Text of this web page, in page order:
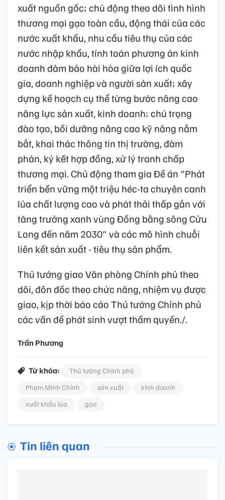
xuất nguồn gốc; chủ động theo dõi tình hình
thương mại gạo toàn cầu, động thái của các
nước xuất khẩu, nhu cầu tiêu thụ của các
nước nhập khẩu, tính toán phương án kinh
doanh đảm bảo hài hòa giữa lợi ích quốc
gia, doanh nghiệp và người sản xuất; xây
dựng kế hoạch cụ thể từng bước nâng cao
năng lực sản xuất, kinh doanh; chú trọng
đào tạo, bồi dưỡng nâng cao kỹ năng nắm
bắt, khai thác thông tin thị trường, đàm
phán, ký kết hợp đồng, xử lý tranh chấp
thương mại. Chủ động tham gia Đề án "Phát
triển bền vững một triệu héc-ta chuyên canh
lúa chất lượng cao và phát thải thấp gắn với
tăng trưởng xanh vùng Đồng bằng sông Cửu
Long đến năm 2030" và các mô hình chuỗi
liên kết sản xuất - tiêu thụ sản phẩm.
Thủ tướng giao Văn phòng Chính phủ theo
dõi, đôn đốc theo chức năng, nhiệm vụ được
giao, kịp thời báo cáo Thủ tướng Chính phủ
các vấn đề phát sinh vượt thẩm quyền./.
Trần Phương
Từ khóa:
Thủ tướng Chính phủ
Phạm Minh Chính
sản xuất
kinh doanh
xuất khẩu lúa
gạo
Tin liên quan